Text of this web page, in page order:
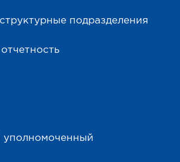
подразделения